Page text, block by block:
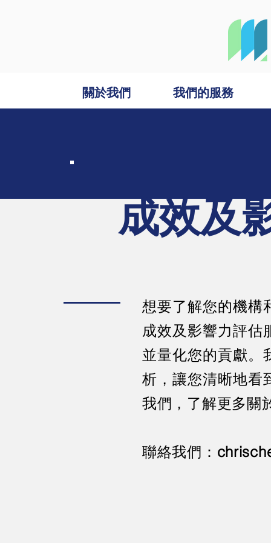
關於我們 我們的服務
成效及
想要了解您的機構
成效及影響力評估
並量化您的貢獻。
析，讓您清晰地看
我們，了解更多關
​聯絡我們：